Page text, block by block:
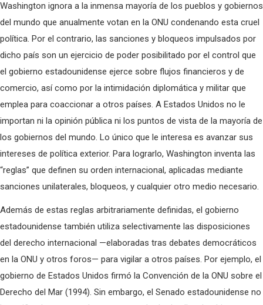
Washington ignora a la inmensa mayoría de los pueblos y gobiernos
del mundo que anualmente votan en la ONU condenando esta cruel
política. Por el contrario, las sanciones y bloqueos impulsados por
dicho país son un ejercicio de poder posibilitado por el control que
el gobierno estadounidense ejerce sobre flujos financieros y de
comercio, así como por la intimidación diplomática y militar que
emplea para coaccionar a otros países. A Estados Unidos no le
importan ni la opinión pública ni los puntos de vista de la mayoría de
los gobiernos del mundo. Lo único que le interesa es avanzar sus
intereses de política exterior. Para lograrlo, Washington inventa las
“reglas” que definen su orden internacional, aplicadas mediante
sanciones unilaterales, bloqueos, y cualquier otro medio necesario.
Además de estas reglas arbitrariamente definidas, el gobierno
estadounidense también utiliza selectivamente las disposiciones
del derecho internacional —elaboradas tras debates democráticos
en la ONU y otros foros— para vigilar a otros países. Por ejemplo, el
gobierno de Estados Unidos firmó la Convención de la ONU sobre el
Derecho del Mar (1994). Sin embargo, el Senado estadounidense no